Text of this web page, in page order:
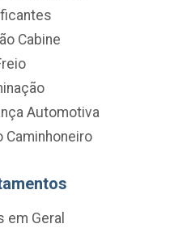
Cabine
Automotiva
Caminhoneiro
em Geral